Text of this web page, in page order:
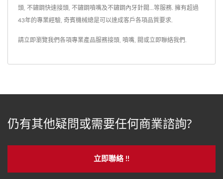
頭, 不鏽鋼快速接頭, 不鏽鋼噴嘴及不鏽鋼內牙針閥...等服務. 擁有超過
43年的專業經驗, 奇賓機械總是可以達成客戶各項品質要求.
請立即瀏覽我們各項專業產品服務接頭 噴嘴 閥 或立即聯絡我們
仍有其他疑問或需要任何商業諮詢?
立即聯絡 !!